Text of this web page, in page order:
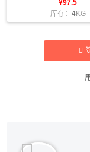
¥97.5
库存： 4KG
用